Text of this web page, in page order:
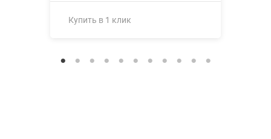
Купить в 1 клик